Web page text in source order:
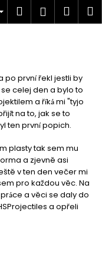
Suchen
Login
po prvnířekl jestli by
celej den a bylo to
a říká mi "tyjo
ít na to, jak se to
ten prvnípopich.
m plasty tak sem mu
a zjevně asi
v ten den večer mi
pro každou věc. Na
áce a věci se daly do
a opřeli